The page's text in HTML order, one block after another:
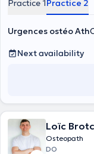
Practice 1 Practice 2
Urgences ostéo Ath
Next availability
Loïc
Osteopath
DO